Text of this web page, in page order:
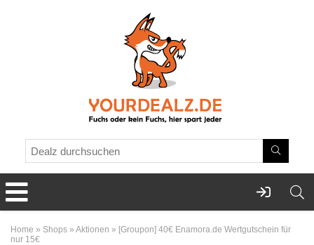
Home » Shops » Aktionen » [Groupon] 40€ Enamora.de Wertgutschein für
nur 15€